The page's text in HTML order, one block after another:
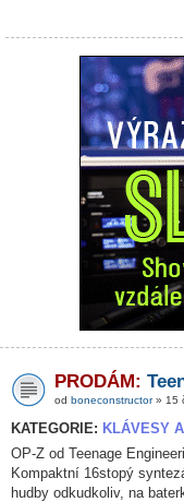
PRODÁM:
od boneconstructor» 15
KATEGORIE: KLÁVESY
OP-Z od Teenage
Kompaktní 16stopý
hudby odkudkoliv, na